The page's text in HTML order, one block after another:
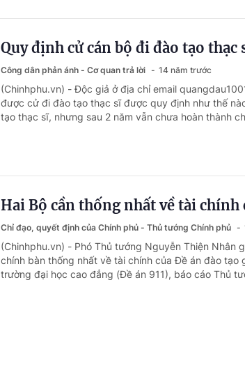
Quy định cử cán bộ đi đào tạo thạc
Công dân phản ánh - Cơ quan trả lời 14 năm trước
(Chinhphu.vn) - Độc giả ở địa chỉ email
được cử đi đào tạo thạc sĩ được quy định như thế
tạo thạc sĩ, nhưng sau 2 năm vẫn chưa hoàn thành
Hai Bộ cần thống nhất về tài chính
Chỉ đạo, quyết định của Chính phủ - Thủ tướng Chính phủ
(Chinhphu.vn) - Phó Thủ tướng Nguyễn Thiện Nhân
chính bàn thống nhất về tài chính của Đề án đào tạo
trường đại học cao đẳng (Đề án 911), báo cáo Thủ